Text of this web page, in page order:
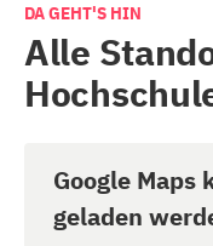
DA GEHT'S HIN
Alle
Google
geladen